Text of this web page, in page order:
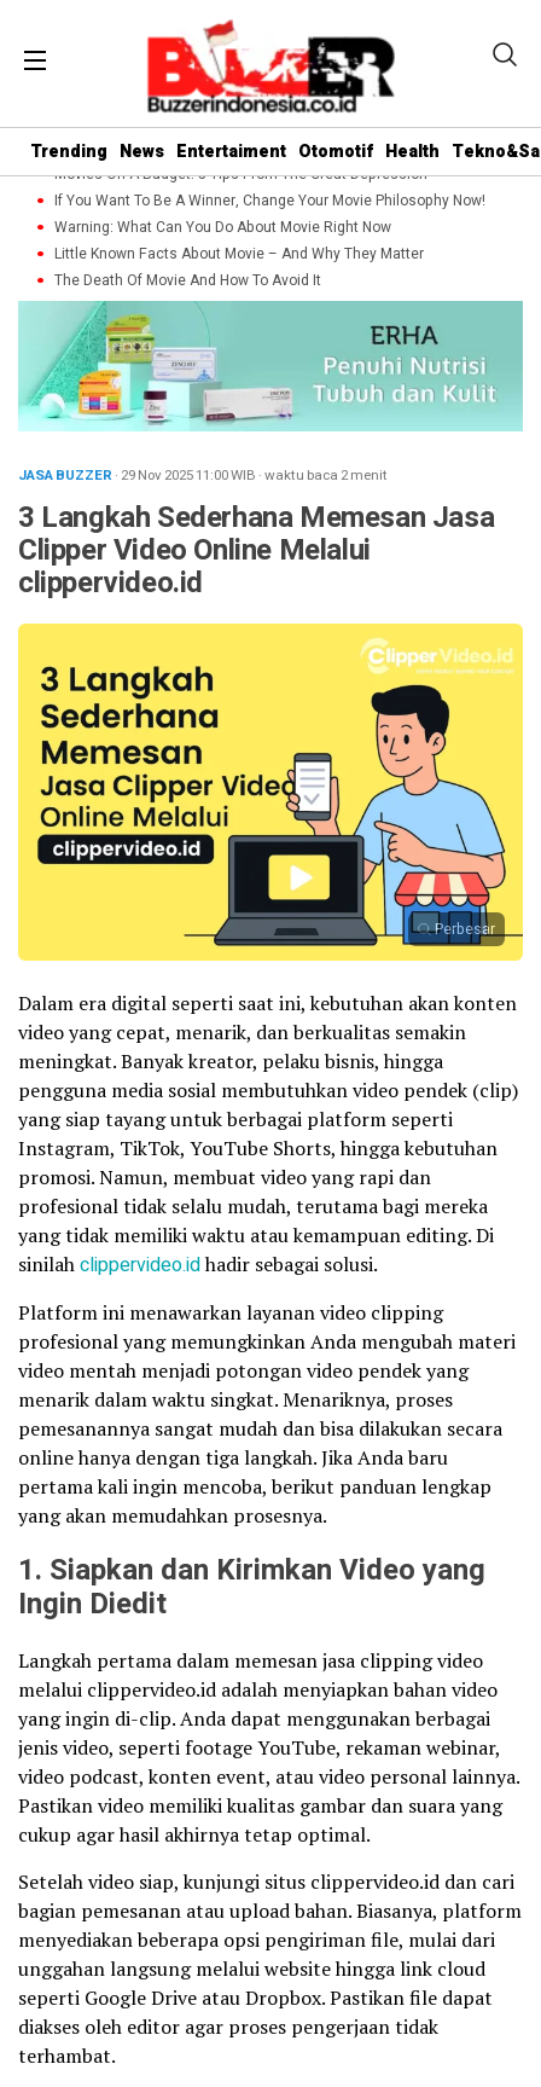
Trending News Entertaiment Otomotif Health
Movies On A Budget: 5 Tips From The Great Depression
If You Want To Be A Winner, Change Your Movie Philosophy Now!
Warning: What Can You Do About Movie Right Now
Little Known Facts About Movie – And Why They Matter
The Death Of Movie And How To Avoid It
JASA BUZZER · 29 Nov 202511:00WIB ·waktu baca 2 menit
3 Langkah Sederhana Memesan Jasa
Clipper Video Online Melalui
clippervideo.id
Perbesar
Dalam era digital seperti saat ini, kebutuhan akan konten
video yang cepat, menarik, dan berkualitas semakin
meningkat. Banyak kreator, pelaku bisnis, hingga
pengguna media sosial membutuhkan video pendek (clip)
yang siap tayang untuk berbagai platform seperti
Instagram, TikTok, YouTube Shorts, hingga kebutuhan
promosi. Namun, membuat video yang rapi dan
profesional tidak selalu mudah, terutama bagi mereka
yang tidak memiliki waktu atau kemampuan editing. Di
sinilahclippervideo.idhadir sebagai solusi.
Platform ini menawarkan layanan video clipping
profesional yang memungkinkan Anda mengubah materi
video mentah menjadi potongan video pendek yang
menarik dalam waktu singkat. Menariknya, proses
pemesanannya sangat mudah dan bisa dilakukan secara
online hanya dengan tiga langkah. Jika Anda baru
pertama kali ingin mencoba, berikut panduan lengkap
yang akan memudahkan prosesnya.
1. Siapkan dan Kirimkan Video yang
Ingin Diedit
Langkah pertama dalam memesan jasa clipping video
melalui clippervideo.id adalah menyiapkan bahan video
yang ingin di-clip. Anda dapat menggunakan berbagai
jenis video, seperti footage YouTube, rekaman webinar,
video podcast, konten event, atau video personal lainnya.
Pastikan video memiliki kualitas gambar dan suara yang
cukup agar hasil akhirnya tetap optimal.
Setelah video siap, kunjungi situs clippervideo.id dan cari
bagian pemesanan atau upload bahan. Biasanya, platform
menyediakan beberapa opsi pengiriman file, mulai dari
unggahan langsung melalui website hingga link cloud
seperti Google Drive atau Dropbox. Pastikan file dapat
diakses oleh editor agar proses pengerjaan tidak
terhambat.